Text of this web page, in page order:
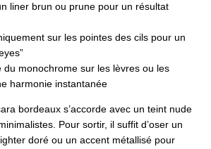
liner brun ou prune pour un résultat
sur les pointes des cils pour un
du monochrome sur les lèvres ou les
harmonie instantanée
bordeaux s’accorde avec un teint nude
Pour sortir, il suffit d’oser un
doré ou un accent métallisé pour